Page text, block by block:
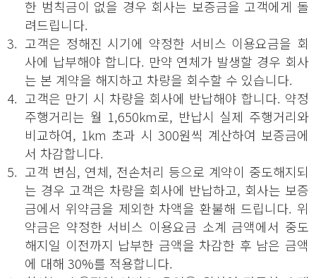
한 범칙금이 없을 경우 회사는 보증금을 고객에게 돌
려드립니다.
3. 고객은 정해진 시기에 약정한 서비스 이용요금을 회
사에 납부해야 합니다. 만약 연체가 발생할 경우 회사
는 본 계약을 해지하고 차량을 회수할 수 있습니다.
4. 고객은 만기 시 차량을 회사에 반납해야 합니다. 약정
주행거리는 월 1,650km로, 반납시 실제 주행거리와
비교하여, 1km 초과 시 300원씩 계산하여 보증금에
서 차감합니다.
5. 고객 변심, 연체, 전손처리 등으로 계약이 중도해지되
는 경우 고객은 차량을 회사에 반납하고, 회사는 보증
금에서 위약금을 제외한 차액을 환불해 드립니다. 위
약금은 약정한 서비스 이용요금 소계 금액에서 중도
해지일 이전까지 납부한 금액을 차감한 후 남은 금액
에 대해 30%를 적용합니다.